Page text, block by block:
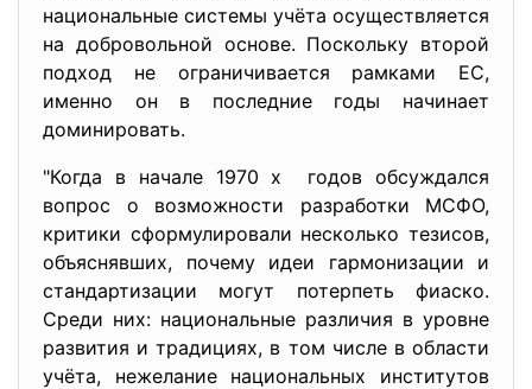
национальные системы учёта осуществляется
на добровольной основе. Поскольку второй
подход не ограничивается рамками ЕС,
именно он в последние годы начинает
доминировать.
"Когда в начале 1970 х годов обсуждался
вопрос о возможности разработки МСФО,
критики сформулировали несколько тезисов,
объяснявших, почему идеи гармонизации и
стандартизации могут потерпеть фиаско.
Среди них: национальные различия в уровне
развития и традициях, в том числе в области
учёта, нежелание национальных институтов